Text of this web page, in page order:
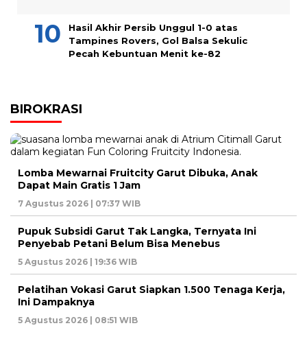
Hasil Akhir Persib Unggul 1-0 atas
Tampines Rovers, Gol Balsa Sekulic
Pecah Kebuntuan Menit ke-82
BIROKRASI
Lomba Mewarnai Fruitcity Garut Dibuka, Anak
Dapat Main Gratis 1 Jam
7 Agustus 2026 | 07:37 WIB
Pupuk Subsidi Garut Tak Langka, Ternyata Ini
Penyebab Petani Belum Bisa Menebus
5 Agustus 2026 | 19:36 WIB
Pelatihan Vokasi Garut Siapkan 1.500 Tenaga Kerja,
Ini Dampaknya
5 Agustus 2026 | 08:51 WIB